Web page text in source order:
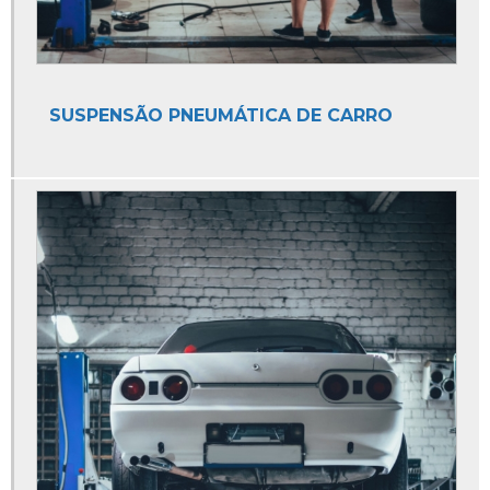
Auto Socorro
Auto Socorro 24 Horas
Auto Socorro Borracharia
Auto Socorro e Funilaria
Auto Socorro e Guincho 24hrs
Auto Socorro e Mecânica
Auto Socorro Elétrico
Auto Socorro Elétrico para Carros
Auto Socorro Express
Auto Socorro Guincho
SUSPENSÃO PNEUMÁTICA DE CARRO